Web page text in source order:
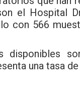
el Hospital
con 566
disponibles
una tasa